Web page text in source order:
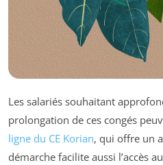
Les salariés souhaitant
prolongation de ces congés
ligne du CE Korian, qui offre un
démarche facilite aussi l’accès